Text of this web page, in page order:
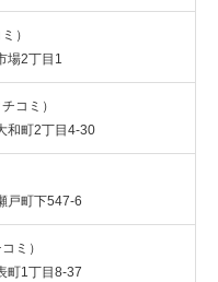
）
場2丁目1
コミ）
和町2丁目4-30
戸町下547-6
ミ）
町1丁目8-37